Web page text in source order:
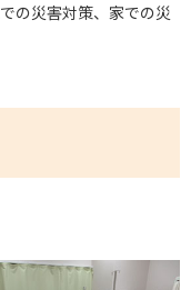
の災害対策、家での災